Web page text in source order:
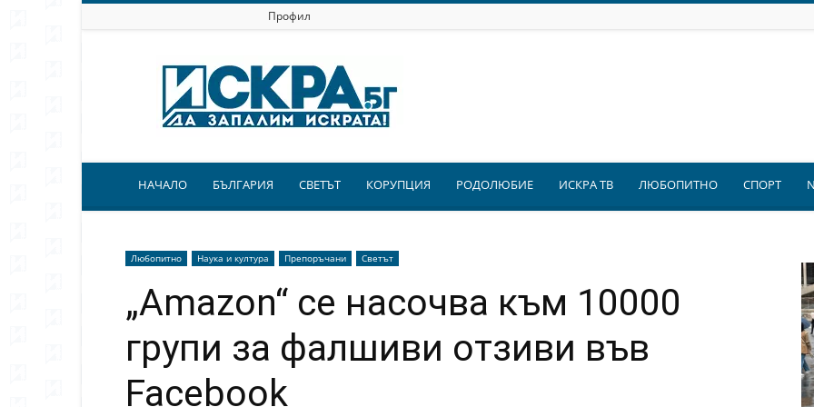
Профил
Искра.бг
НАЧАЛО БЪЛГАРИЯ СВЕТЪТ КОРУПЦИЯ РОДОЛЮБИЕ ИСКРА ТВ ЛЮБОПИТНО СПОРТ
Любопитно Наука и култура Препоръчани Светът
„Amazon“ се насочва към 10000
групи за фалшиви отзиви във
Facebook